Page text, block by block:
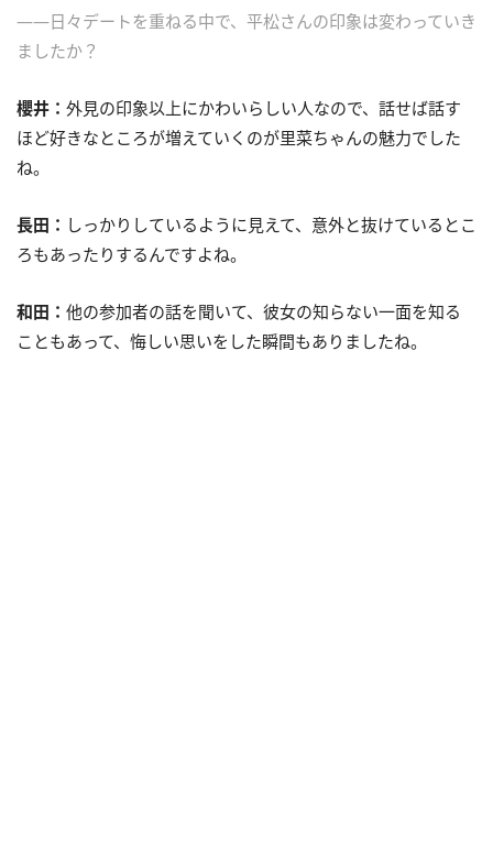
――日々デートを重ねる中で、平松さんの印象は変わっていき
ましたか？
櫻井： 外見の印象以上にかわいらしい人なので、話せば話す
ほど好きなところが増えていくのが里菜ちゃんの魅力でした
ね。
長田： しっかりしているように見えて、意外と抜けているとこ
ろもあったりするんですよね。
和田： 他の参加者の話を聞いて、彼女の知らない一面を知る
こともあって、悔しい思いをした瞬間もありましたね。